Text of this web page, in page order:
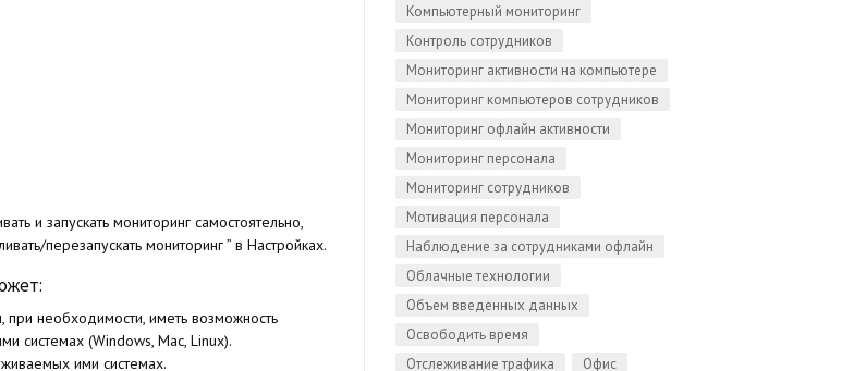
и запускать мониторинг самостоятельно,
перезапускать мониторинг ” в Настройках.
при необходимости, иметь возможность
системах (Windows, Mac, Linux).
ими системах.
Компьютерный мониторинг
Контроль сотрудников
Мониторинг активности на компьютере
Мониторинг компьютеров сотрудников
Мониторинг офлайн активности
Мониторинг персонала
Мониторинг сотрудников
Мотивация персонала
Наблюдение за сотрудниками офлайн
Облачные технологии
Объем введенных данных
Освободить время
Отслеживание трафика
Офис